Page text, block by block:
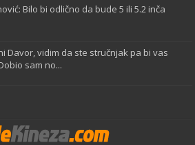
Bilo bi odlično da bude 5 ili 5.2 inča
Davor, vidim da ste stručnjak pa bi vas
sam no...